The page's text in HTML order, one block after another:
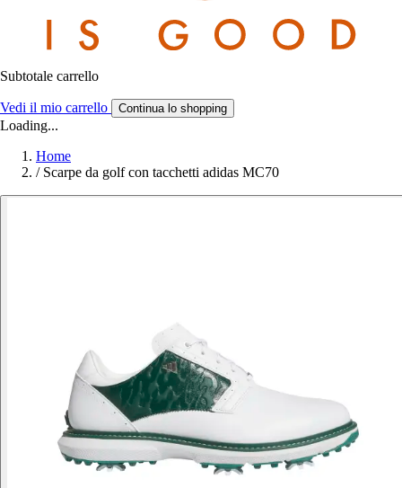
Subtotale carrello
Vedi il mio carrello Continua lo shopping
Loading...
Home
/ Scarpe da golf con tacchetti adidas MC70